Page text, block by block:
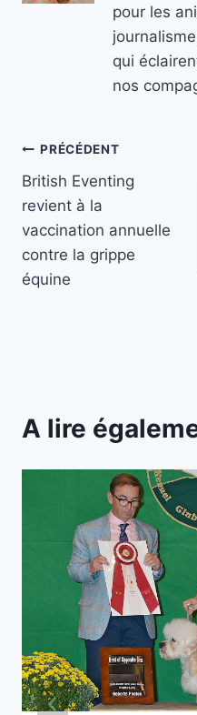
pour les
qui
nos
Navigation
de
l’article
PRÉCÉDENT
British Eventing
revient à la
vaccination annuelle
contre la grippe
équine
A lire